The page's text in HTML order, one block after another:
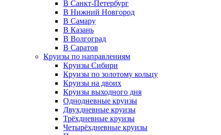
В Санкт-Петербург
В Нижний Новгород
В Самару
В Казань
В Волгоград
В Саратов
Круизы по направлениям
Круизы Сибири
Круизы по золотому кольцу
Круизы на двоих
Круизы выходного дня
Однодневные круизы
Двухдневные круизы
Трёхдневные круизы
Четырёхдневные круизы